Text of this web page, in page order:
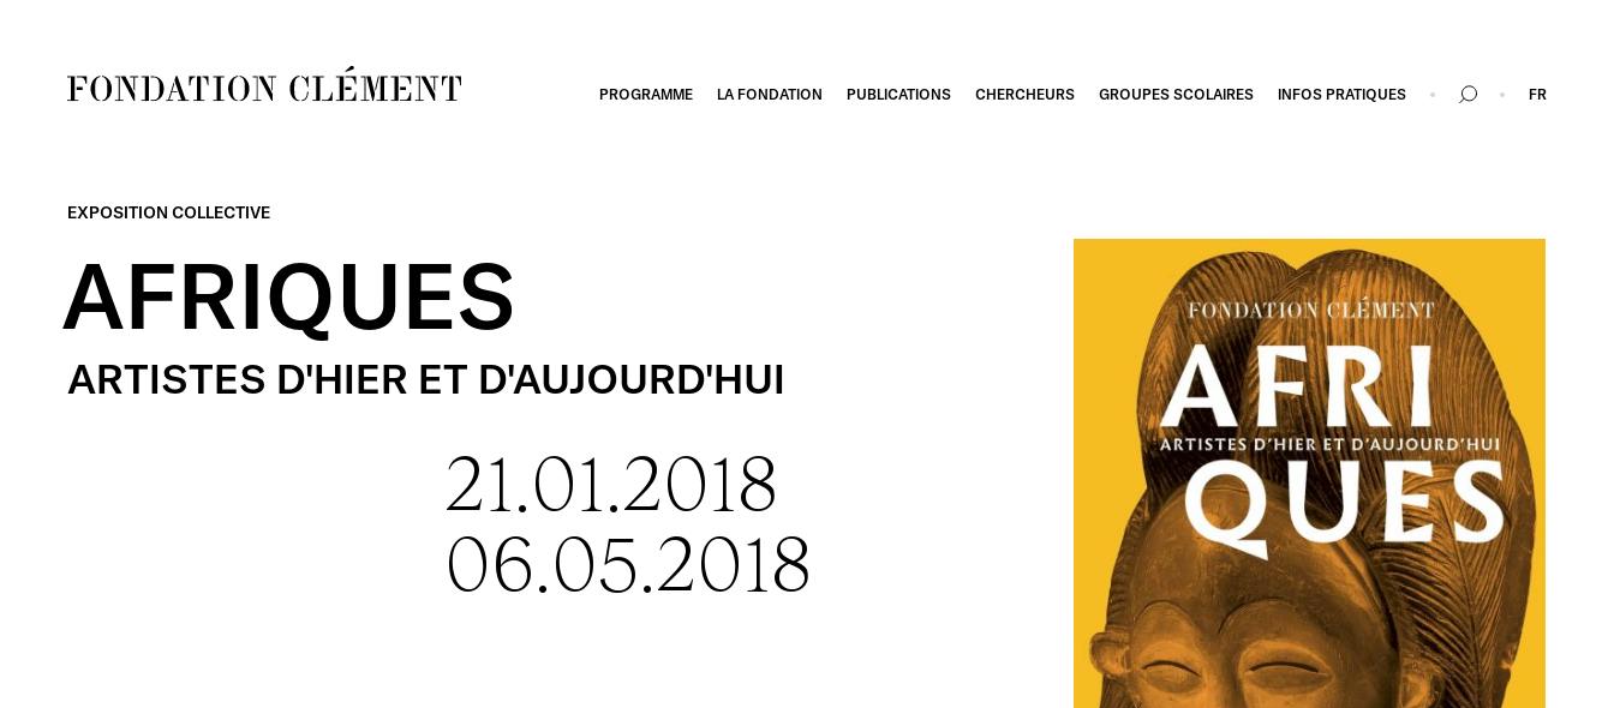
PROGRAMME LA FONDATION PUBLICATIONS CHERCHEURS GROUPES SCOLAIRES INFOS PRATIQUES Recherche
FR
EXPOSITION COLLECTIVE
AFRIQUES
ARTISTES D'HIER ET D'AUJOURD'HUI
21.01.2018
06.05.2018